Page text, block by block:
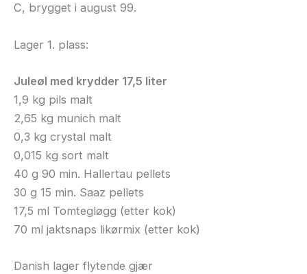
C, brygget i august 99.
Lager 1. plass:
Juleøl med krydder 17,5 liter
1,9 kg pils malt
2,65 kg munich malt
0,3 kg crystal malt
0,015 kg sort malt
40 g 90 min. Hallertau pellets
30 g 15 min. Saaz pellets
17,5 ml Tomtegløgg (etter kok)
70 ml jaktsnaps likørmix (etter kok)
Danish lager flytende gjær